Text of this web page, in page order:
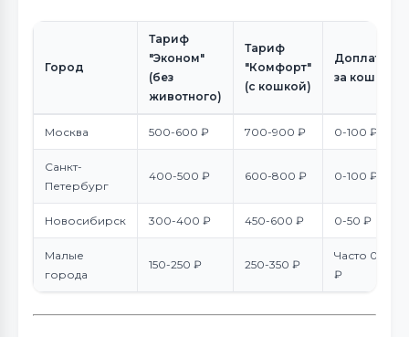
Город
Тариф
"Эконом"
(без
животного)
Тариф
"Комфорт"
(с кошкой)
Доплата
за кошку
Москва 500-600 ₽ 700-900 ₽ 0-100 ₽
Санкт-
Петербург
400-500 ₽ 600-800 ₽ 0-100 ₽
Новосибирск 300-400 ₽ 450-600 ₽ 0-50 ₽
Малые
города
150-250 ₽ 250-350 ₽
Часто 0
₽